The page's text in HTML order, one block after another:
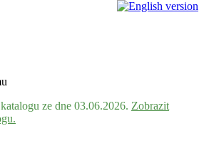
ze dne 03.06.2026. Zobrazit